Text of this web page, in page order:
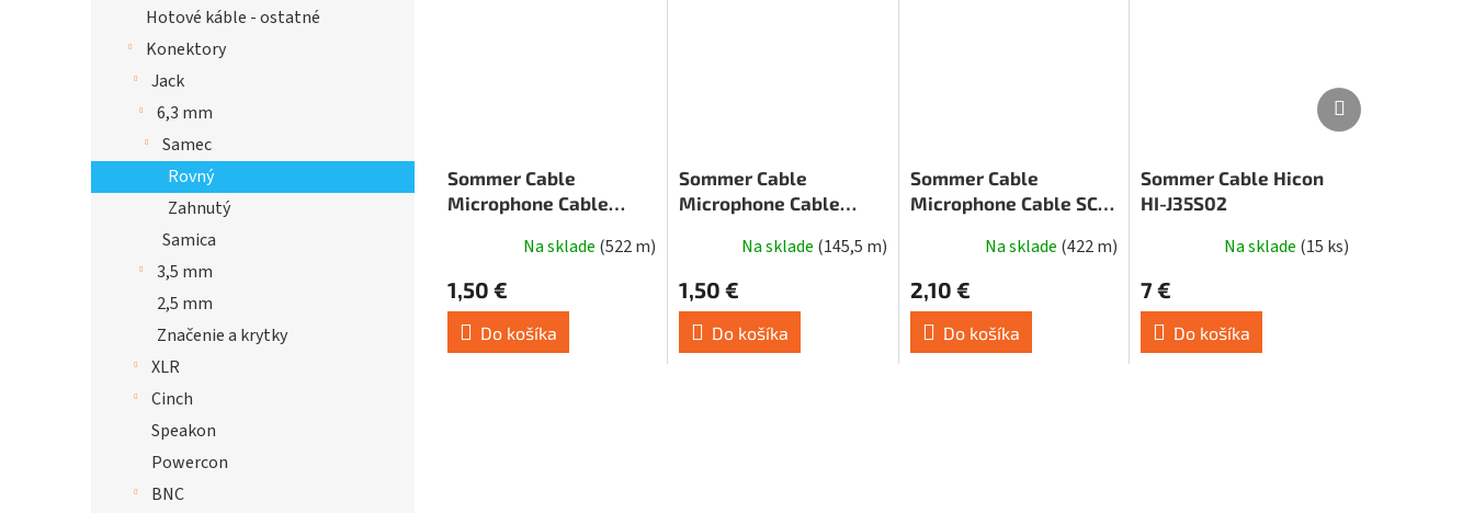
Hotové káble - ostatné
Konektory
Jack
6,3 mm
Samec
Rovný
Zahnutý
Samica
3,5 mm
2,5 mm
Značenie a krytky
XLR
Cinch
Speakon
Powercon
BNC
Sommer Cable
Microphone Cable
Na sklade (522 m)
1,50 €
Do košíka
Sommer Cable
Microphone Cable
Na sklade (145,5 m)
1,50 €
Do košíka
Sommer Cable
Microphone Cable SC-
Na sklade (422 m)
2,10 €
Do košíka
Sommer Cable Hicon
HI-J35S02
Na sklade (15 ks)
7 €
Do košíka
Ďalší
produkt
Ďalší
produkt